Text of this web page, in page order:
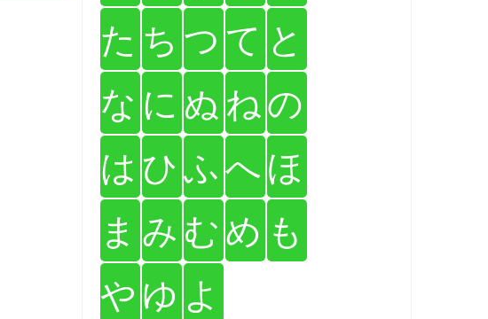
た ち つ て と
な に ぬ ねの
は ひふへほ
ま み むめ も
や ゆ よ